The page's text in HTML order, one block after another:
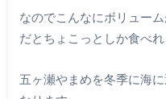
なのでこんなにボリュー
だとちょこっとしか食べれ
五ヶ瀬やまめを冬季に海